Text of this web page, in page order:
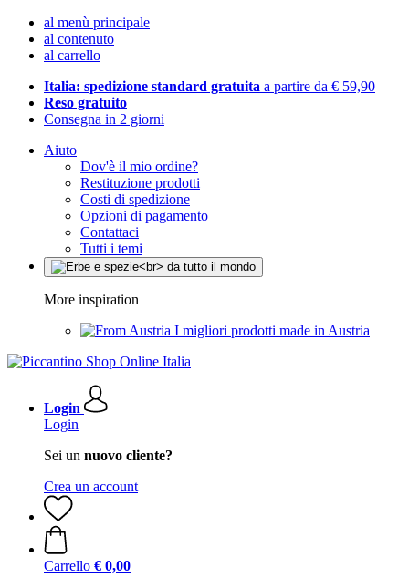
al menù principale
al contenuto
al carrello
Italia: spedizione standard gratuita a partire da € 59,90
Reso gratuito
Consegna in 2 giorni
Aiuto
Dov'è il mio ordine?
Restituzione prodotti
Costi di spedizione
Opzioni di pagamento
Contattaci
Tutti i temi
More inspiration
I migliori prodotti made in Austria
Login
Login
Sei un nuovo cliente?
Crea un account
Carrello € 0,00